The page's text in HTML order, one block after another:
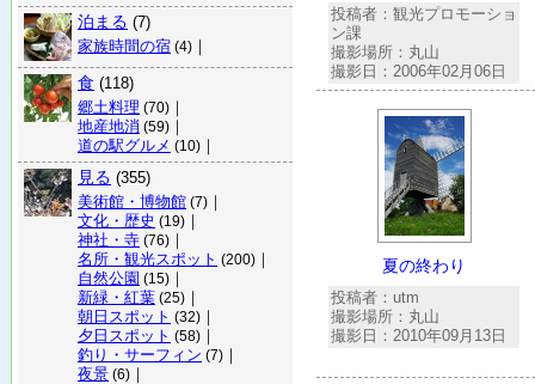
泊まる (7)
家族時間の宿 (4) ｜
食 (118)
郷土料理 (70) ｜
地産地消 (59) ｜
道の駅グルメ (10) ｜
見る (355)
美術館・博物館 (7) ｜
文化・歴史 (19) ｜
神社・寺 (76) ｜
名所・観光スポット (200) ｜
自然公園 (15) ｜
新緑・紅葉 (25) ｜
朝日スポット (32) ｜
夕日スポット (58) ｜
釣り・サーフィン (7) ｜
夜景 (6) ｜
投稿者：観光プロモーショ
ン課
撮影場所：丸山
撮影日：2006年02月06日
夏の終わり
投稿者：utm
撮影場所：丸山
撮影日：2010年09月13日